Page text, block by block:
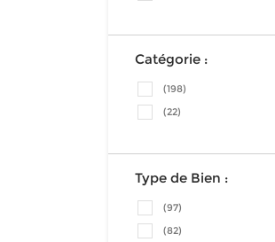
Catégorie :
(198)
(22)
Type de Bien :
(97)
(82)